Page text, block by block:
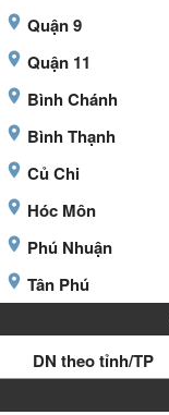
Quận 9
Quận 11
Bình Chánh
Bình Thạnh
Củ Chi
Hóc Môn
Phú Nhuận
Tân Phú
DN theo tỉnh/TP